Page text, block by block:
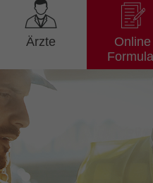
Ärzte
Online